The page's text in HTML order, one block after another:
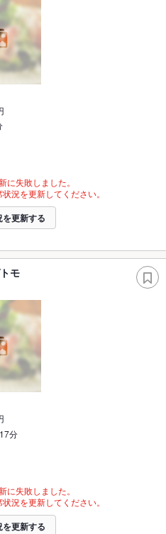
に失敗しました。
況を更新してください。
を更新する
モ
分
に失敗しました。
況を更新してください。
を更新する